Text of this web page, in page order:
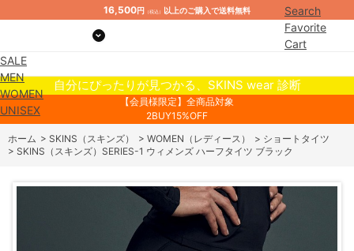
16,500円 （税込） 以上のご購入で送料無料
Search
Favorite
Cart
SALE
MEN
WOMEN
UNISEX
自分にぴったりが見つかる、SKINS wear 診断
【会員様限定】全商品対象
2BUY15%OFF
ホーム > SKINS（スキンズ） > WOMEN（レディース） > ショートタイツ
> SKINS（スキンズ）SERIES-1 ウィメンズ ハーフタイツ ブラック